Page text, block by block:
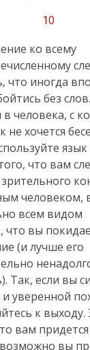
ко всему
что иногда
без
в человека, с
не хочется
язык
что вам
человеком,
всем видом
что вы
(и лучше его
Так, если вы
и уверенной
к выходу.
вам
вы